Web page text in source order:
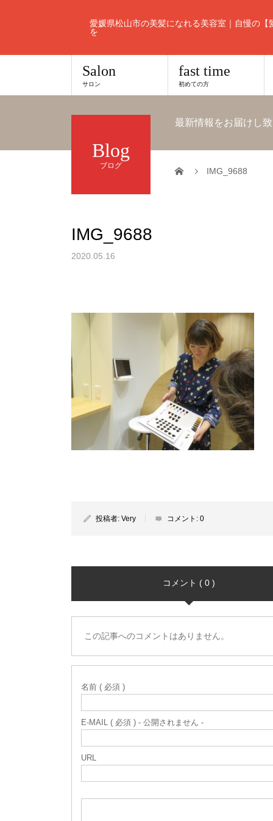
愛媛県松山市の美髪になれる美容室｜自慢の
を
Salon
サロン
fast time
初めての方
Blog
ブログ
最新情報をお届けし
IMG_9688
IMG_9688
2020.05.16
投稿者: Very コメント: 0
コメント ( 0 )
この記事へのコメントはありません。
名前 ( 必須 )
E-MAIL ( 必須 ) - 公開されません -
URL